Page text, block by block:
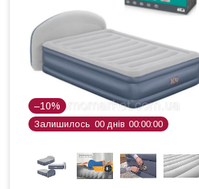
–10%
Залишилось 00 днів 00 00 00